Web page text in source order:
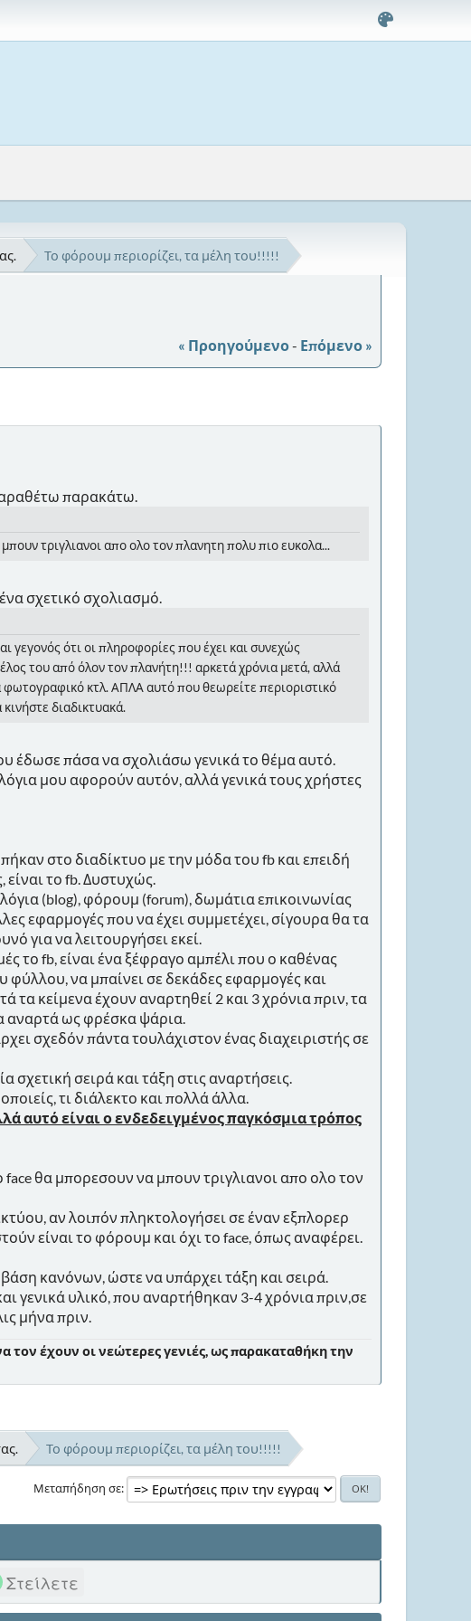
Το φόρουμ περιορίζει, τα μέλη του!!!!!
« Προηγούμενο- Επόμενο »
παρακάτω.
τριγλιανοι απο ολο τον πλανητη πολυ πιο ευκολα...
σχετικό σχολιασμό.
γεγονός ότι οι πληροφορίες που έχει και συνεχώς
του από όλον τον πλανήτη!!! αρκετά χρόνια μετά, αλλά
φωτογραφικό κτλ. ΑΠΛΑ αυτό που θεωρείτε περιοριστικό
διαδικτυακά.
έδωσε πάσα να σχολιάσω γενικά το θέμα αυτό.
μου αφορούν αυτόν, αλλά γενικά τους χρήστες
στο διαδίκτυο με την μόδα του fb και επειδή
το fb. Δυστυχώς.
(blog), φόρουμ (forum), δωμάτια επικοινωνίας
εφαρμογές που να έχει συμμετέχει, σίγουρα θα τα
για να λειτουργήσει εκεί.
το fb, είναι ένα ξέφραγο αμπέλι που ο καθένας
φύλλου, να μπαίνει σε δεκάδες εφαρμογές και
τα κείμενα έχουν αναρτηθεί 2 και 3 χρόνια πριν, τα
αναρτά ως φρέσκα ψάρια.
σχεδόν πάντα τουλάχιστον ένας διαχειριστής σε
σχετική σειρά και τάξη στις αναρτήσεις.
τι διάλεκτο και πολλά άλλα.
αυτό είναι ο ενδεδειγμένος παγκόσμια τρόπος
θα μπορεσουν να μπουν τριγλιανοι απο ολο τον
αν λοιπόν πληκτολογήσει σε έναν εξπλορερ
είναι το φόρουμ και όχι το face, όπως αναφέρει.
κανόνων, ώστε να υπάρχει τάξη και σειρά.
γενικά υλικό, που αναρτήθηκαν 3-4 χρόνια πριν,σε
μήνα πριν.
έχουν οι νεώτερες γενιές, ως παρακαταθήκη την
Το φόρουμ περιορίζει, τα μέλη του!!!!!
Μεταπήδηση σε
Στείλετε